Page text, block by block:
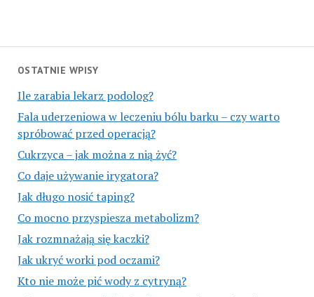
OSTATNIE WPISY
Ile zarabia lekarz podolog?
Fala uderzeniowa w leczeniu bólu barku – czy warto
spróbować przed operacją?
Cukrzyca – jak można z nią żyć?
Co daje używanie irygatora?
Jak długo nosić taping?
Co mocno przyspiesza metabolizm?
Jak rozmnażają się kaczki?
Jak ukryć worki pod oczami?
Kto nie może pić wody z cytryną?